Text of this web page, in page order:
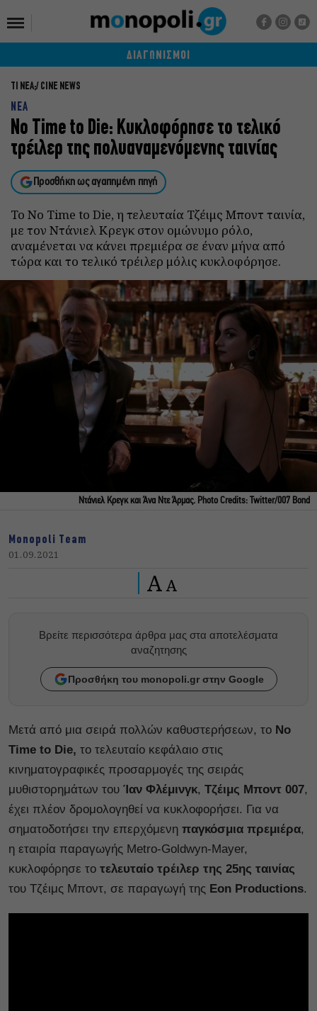
ΔΙΑΓΩΝΙΣΜΟΙ
ΤΙ ΝΕΑ; CINE NEWS
ΝΕΑ
No Time to Die: Κυκλοφόρησε το τελικό
τρέιλερ της πολυαναμενόμενης ταινίας
Προσθήκη ως αγαπημένη πηγή
Το No Time to Die, η τελευταία Τζέιμς Μποντ ταινία,
με τον Ντάνιελ Κρεγκ στον ομώνυμο ρόλο,
αναμένεται να κάνει πρεμιέρα σε έναν μήνα από
τώρα και το τελικό τρέιλερ μόλις κυκλοφόρησε.
Ντάνιελ Κρεγκ και Άνα Ντε Άρμας. Photo Credits: Twitter/007 Bond
Monopoli Team
01.09.2021
A A
Βρείτε περισσότερα άρθρα μας στα αποτελέσματα
αναζητησης
Προσθήκη του monopoli.gr στην Google
Μετά από μια σειρά πολλών καθυστερήσεων, το No
Time to Die, το τελευταίο κεφάλαιο στις
κινηματογραφικές προσαρμογές της σειράς
μυθιστορημάτων του Ίαν Φλέμινγκ, Τζέιμς Μποντ 007,
έχει πλέον δρομολογηθεί να κυκλοφορήσει. Για να
σηματοδοτήσει την επερχόμενη παγκόσμια πρεμιέρα,
η εταιρία παραγωγής Metro-Goldwyn-Mayer,
κυκλοφόρησε το τελευταίο τρέιλερ της 25ης ταινίας
του Τζέιμς Μποντ, σε παραγωγή της Eon Productions.